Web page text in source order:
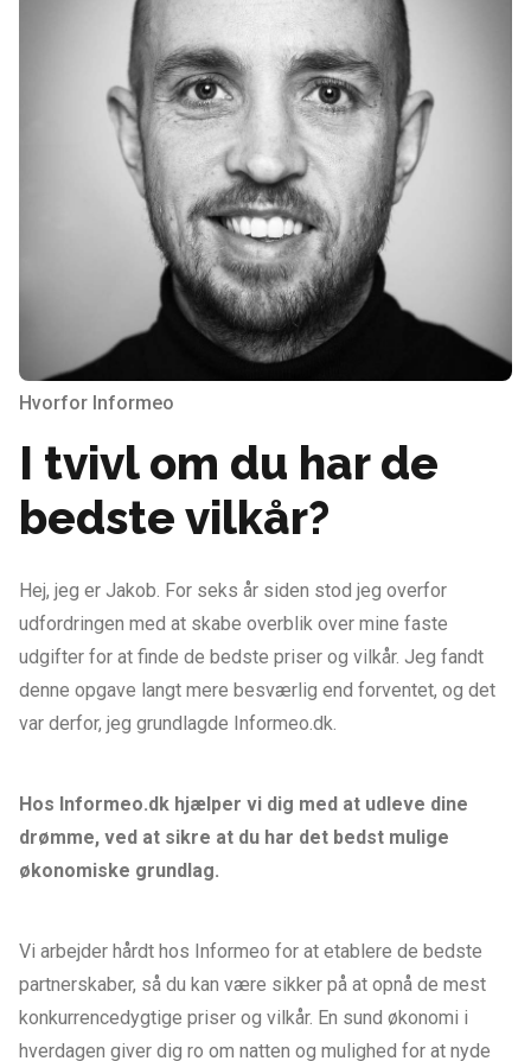
Hvorfor Informeo
I tvivl om du har de
bedste vilkår?
Hej, jeg er Jakob. For seks år siden stod jeg overfor
udfordringen med at skabe overblik over mine faste
udgifter for at finde de bedste priser og vilkår. Jeg fandt
denne opgave langt mere besværlig end forventet, og det
var derfor, jeg grundlagde Informeo.dk.
Hos Informeo.dk hjælper vi dig med at udleve dine
drømme, ved at sikre at du har det bedst mulige
økonomiske grundlag.
Vi arbejder hårdt hos Informeo for at etablere de bedste
partnerskaber, så du kan være sikker på at opnå de mest
konkurrencedygtige priser og vilkår. En sund økonomi i
hverdagen giver dig ro om natten og mulighed for at nyde